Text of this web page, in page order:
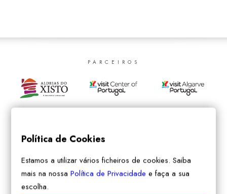
PARCEIROS
Política de Cookies
Estamos a utilizar vários ficheiros de cookies. Saiba
mais na nossaPolítica de Privacidade e faça a sua
escolha.